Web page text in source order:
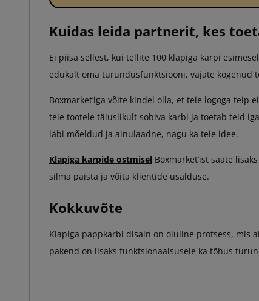
Kuidas leida partnerit, kes
Ei piisa sellest, kui tellite 100 klapiga karpi
edukalt oma turundusfunktsiooni, vajate kogenud
Boxmarket’iga võite kindel olla, et teie logoga
teie tootele täiuslikult sobiva karbi ja toetab teid
läbi mõeldud ja ainulaadne, nagu ka teie idee.
Klapiga karpide ostmisel Boxmarket’ist saate
silma paista ja võita klientide usalduse.
Kokkuvõte
Klapiga pappkarbi disain on oluline protsess, mis
pakend on lisaks funktsionaalsusele ka tõhus